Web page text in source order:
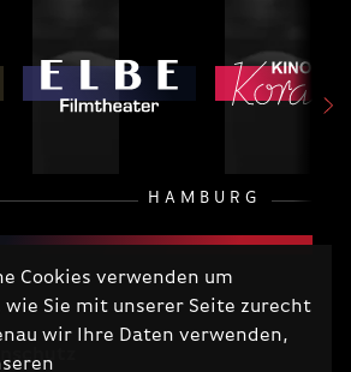
Cookies verwenden um
wie Sie mit unserer Seite zurecht
wir Ihre Daten verwenden,
HAMBURG